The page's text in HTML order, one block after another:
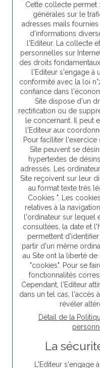
Cette collecte permet
générales sur le
adresses mails
d'informations
l'Editeur. La collecte
personnelles sur
des droits
l'Editeur s'engage à
conformité avec la loi
confiance dans
Site dispose d'un
rectification ou de
le concernant. Il peut
l'Editeur aux
Pour faciliter
Site peuvent se
hypertextes de
adressés. Les
Site reçoivent sur leur
au format texte très
Cookies ". Les
relatives à la
l'ordinateur sur lequel
consultées, la date et
permettent
partir d'un même
au Site ont la liberté
"cookies". Pour se
fonctionnalités
Cependant, l'Editeur
dans un tel cas, l'accès
révéler
Détail de la
La
L'Editeur s'engage